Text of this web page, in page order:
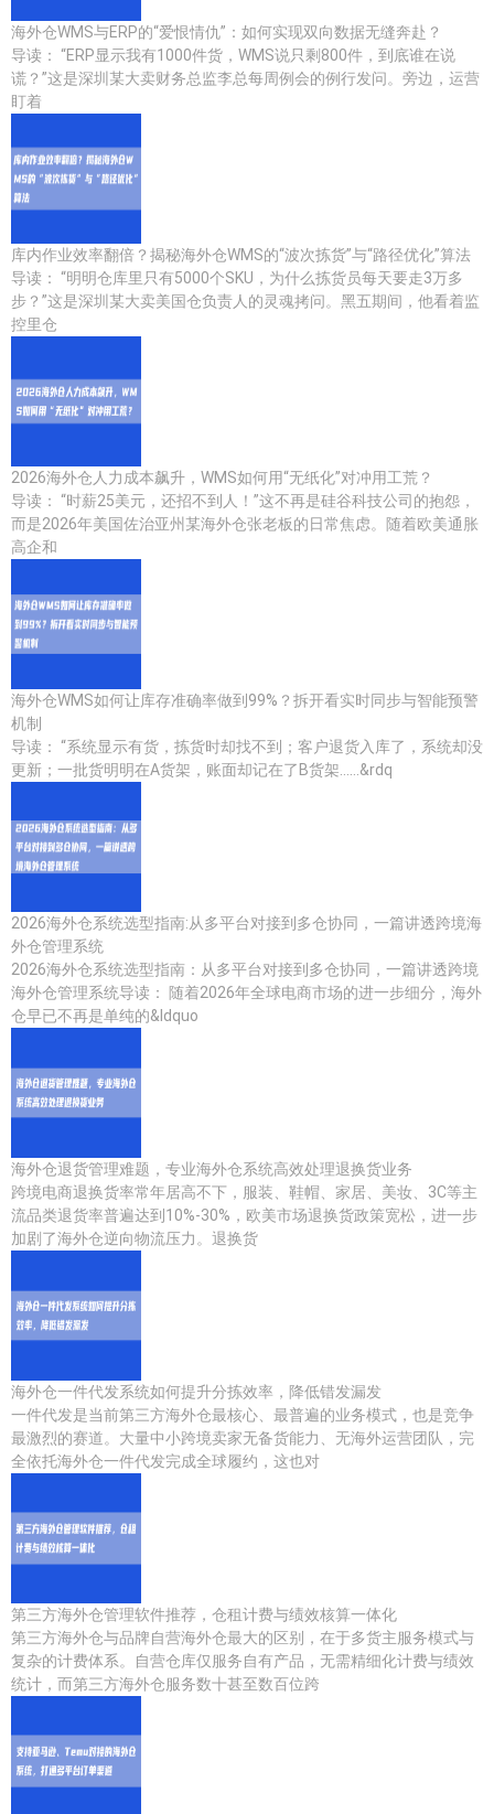
海外仓WMS与ERP的“爱恨情仇”：如何实现双向数据无缝奔赴？
导读： “ERP显示我有1000件货，WMS说只剩800件，到底谁在说
谎？”这是深圳某大卖财务总监李总每周例会的例行发问。旁边，运营
盯着
库内作业效率翻倍？揭秘海外仓WMS的“波次拣货”与“路径优化”算法
导读： “明明仓库里只有5000个SKU，为什么拣货员每天要走3万多
步？”这是深圳某大卖美国仓负责人的灵魂拷问。黑五期间，他看着监
控里仓
2026海外仓人力成本飙升，WMS如何用“无纸化”对冲用工荒？
导读： “时薪25美元，还招不到人！”这不再是硅谷科技公司的抱怨，
而是2026年美国佐治亚州某海外仓张老板的日常焦虑。随着欧美通胀
高企和
海外仓WMS如何让库存准确率做到99%？拆开看实时同步与智能预警
机制
导读： “系统显示有货，拣货时却找不到；客户退货入库了，系统却没
更新；一批货明明在A货架，账面却记在了B货架……&rdq
2026海外仓系统选型指南:从多平台对接到多仓协同，一篇讲透跨境海
外仓管理系统
2026海外仓系统选型指南：从多平台对接到多仓协同，一篇讲透跨境
海外仓管理系统导读： 随着2026年全球电商市场的进一步细分，海外
仓早已不再是单纯的&ldquo
海外仓退货管理难题，专业海外仓系统高效处理退换货业务
跨境电商退换货率常年居高不下，服装、鞋帽、家居、美妆、3C等主
流品类退货率普遍达到10%-30%，欧美市场退换货政策宽松，进一步
加剧了海外仓逆向物流压力。退换货
海外仓一件代发系统如何提升分拣效率，降低错发漏发
一件代发是当前第三方海外仓最核心、最普遍的业务模式，也是竞争
最激烈的赛道。大量中小跨境卖家无备货能力、无海外运营团队，完
全依托海外仓一件代发完成全球履约，这也对
第三方海外仓管理软件推荐，仓租计费与绩效核算一体化
第三方海外仓与品牌自营海外仓最大的区别，在于多货主服务模式与
复杂的计费体系。自营仓库仅服务自有产品，无需精细化计费与绩效
统计，而第三方海外仓服务数十甚至数百位跨